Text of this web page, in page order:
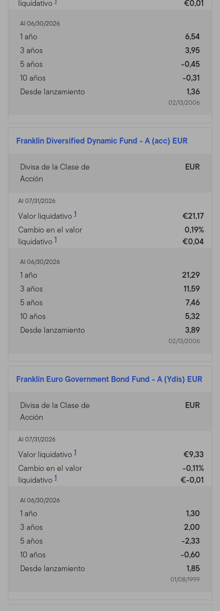
liquidativo €0,01
Al 06/30/2026
1 año
6,54
3 años
3,95
5 años
-0,45
10 años
-0,31
Desde lanzamiento
1,36
02/13/2006
Franklin Diversified Dynamic Fund - A (acc) EUR
Divisa de la Clase de
Acción
EUR
Al 07/31/2026
Valor liquidativo 1
€21,17
Cambio en el valor
liquidativo 1
0,19%
€0,04
Al 06/30/2026
1 año
21,29
3 años
11,59
5 años
7,46
10 años
5,32
Desde lanzamiento
3,89
02/13/2006
Franklin Euro Government Bond Fund - A (Ydis) EUR
Divisa de la Clase de
Acción
EUR
Al 07/31/2026
Valor liquidativo 1
€9,33
Cambio en el valor
liquidativo 1
-0,11%
€-0,01
Al 06/30/2026
1 año
1,30
3 años
2,00
5 años
-2,33
10 años
-0,60
Desde lanzamiento
1,85
01/08/1999